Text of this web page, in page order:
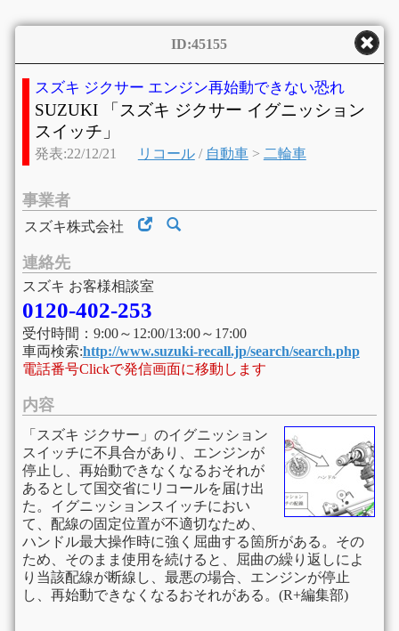
ID:45155
スズキ ジクサー エンジン再始動できない恐れ
SUZUKI 「スズキ ジクサー イグニッション
スイッチ」
発表:22/12/21 リコール/ 自動車> 二輪車
事業者
スズキ株式会社
連絡先
スズキ お客様相談室
0120-402-253
受付時間：9:00～12:00/13:00～17:00
車両検索:http://www.suzuki-recall.jp/search/search.php
電話番号Clickで発信画面に移動します
内容
「スズキ ジクサー」のイグニッション
スイッチに不具合があり、エンジンが
停止し、再始動できなくなるおそれが
あるとして国交省にリコールを届け出
た。イグニッションスイッチにおい
て、配線の固定位置が不適切なため、
ハンドル最大操作時に強く屈曲する箇所がある。その
ため、そのまま使用を続けると、屈曲の繰り返しによ
り当該配線が断線し、最悪の場合、エンジンが停止
し、再始動できなくなるおそれがある。(R+編集部)